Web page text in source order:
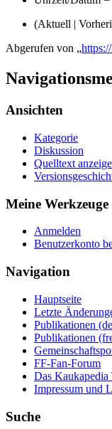
(Aktuell |
Abgerufen von „
Ansichten
Kategorie
Diskussion
Quelltext
Meine Werkzeuge
Anmelden
Benutzerkonto
Navigation
Hauptseite
Letzte
Publikationen
Publikationen
FF-Fan-Forum
Das Kaukapedia
Impressum und
Suche